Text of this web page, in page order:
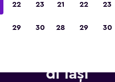
di Iași
22 23
29 30
21 22 23
28 29 30